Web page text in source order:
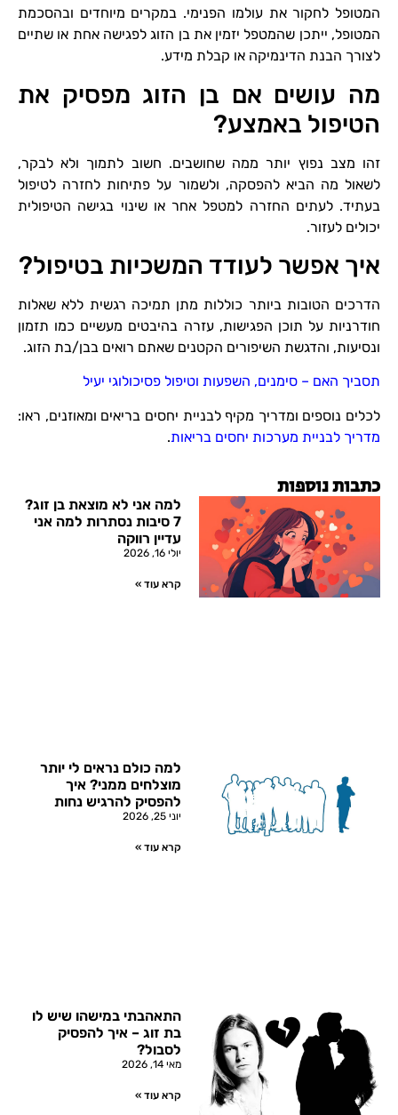
המטופל לחקור את עולמו הפנימי. במקרים מיוחדים ובהסכמת
המטופל, ייתכן שהמטפל יזמין את בן הזוג לפגישה אחת או שתיים
לצורך הבנת הדינמיקה או קבלת מידע.
מה עושים אם בן הזוג מפסיק את
הטיפול באמצע?
זהו מצב נפוץ יותר ממה שחושבים. חשוב לתמוך ולא לבקר,
לשאול מה הביא להפסקה, ולשמור על פתיחות לחזרה לטיפול
בעתיד. לעתים החזרה למטפל אחר או שינוי בגישה הטיפולית
יכולים לעזור.
איך אפשר לעודד המשכיות בטיפול?
הדרכים הטובות ביותר כוללות מתן תמיכה רגשית ללא שאלות
חודרניות על תוכן הפגישות, עזרה בהיבטים מעשיים כמו תזמון
ונסיעות, והדגשת השיפורים הקטנים שאתם רואים בבן/בת הזוג.
תסביך האם – סימנים, השפעות וטיפול פסיכולוגי יעיל
לכלים נוספים ומדריך מקיף לבניית יחסים בריאים ומאוזנים, ראו:
מדריך לבניית מערכות יחסים בריאות.
כתבות נוספות
למה אני לא מוצאת בן זוג?
7 סיבות נסתרות למה אני
עדיין רווקה
יולי 16, 2026
קרא עוד »
למה כולם נראים לי יותר
מוצלחים ממני? איך
להפסיק להרגיש נחות
יוני 25, 2026
קרא עוד »
התאהבתי במישהו שיש לו
בת זוג – איך להפסיק
לסבול?
מאי 14, 2026
קרא עוד »